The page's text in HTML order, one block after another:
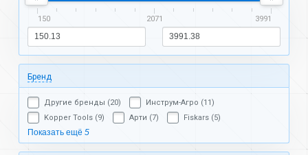
150 2071 3991
Бренд
Другие бренды (20)
Инструм-Агро (11)
Kopper Tools (9)
Арти (7) Fiskars (5)
Показать ещё 5